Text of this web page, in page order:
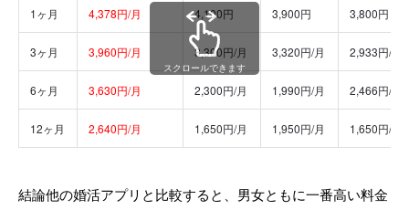
1ヶ月 4,378円/月 4,100円 3,900円 3,800円
3ヶ月 3,960円/月 3,300円/月 3,320円/月 2,933円/月
6ヶ月 3,630円/月 2,300円/月 1,990円/月 2,466円/月
12ヶ月 2,640円/月 1,650円/月 1,950円/月 1,650円/月
スクロールできます
結論他の婚活アプリと比較すると、男女ともに一番高い料金